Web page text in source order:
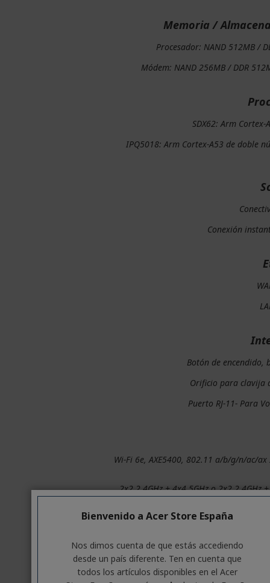
Memoria /
Procesador: NAND 512MB /
Módem: NAND 256MB / DDR
SDX62: Arm Cortex-
IPQ5018: Arm Cortex-A53 de doble
Conexión
Botón de encendido,
Orificio para clavija
Puerto RJ-11- Para
Wi-Fi 6e, AXE5400, 802.11 a/b/g/n/ac/ax
2x2 2.4GHz + 4x4 5GHz o 2x2 2.4GHz
Bandas
SKU mundial: n1/3/5/7/8/20/28/38/
Bienvenido a Acer Store España
Nos dimos cuenta de que estás accediendo
desde un país diferente. Ten en cuenta que
todos los artículos disponibles en el Acer